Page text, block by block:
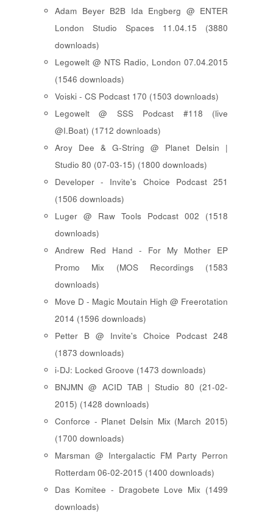
Adam Beyer B2B Ida Engberg @ ENTER
London Studio Spaces 11.04.15 (3880
downloads)
Legowelt @ NTS Radio, London 07.04.2015
(1546 downloads)
Voiski - CS Podcast 170 (1503 downloads)
Legowelt @ SSS Podcast #118 (live
@I.Boat) (1712 downloads)
Aroy Dee & G-String @ Planet Delsin |
Studio 80 (07-03-15) (1800 downloads)
Developer - Invite's Choice Podcast 251
(1506 downloads)
Luger @ Raw Tools Podcast 002 (1518
downloads)
Andrew Red Hand - For My Mother EP
Promo Mix (MOS Recordings (1583
downloads)
Move D - Magic Moutain High @ Freerotation
2014 (1596 downloads)
Petter B @ Invite's Choice Podcast 248
(1873 downloads)
i-DJ: Locked Groove (1473 downloads)
BNJMN @ ACID TAB | Studio 80 (21-02-
2015) (1428 downloads)
Conforce - Planet Delsin Mix (March 2015)
(1700 downloads)
Marsman @ Intergalactic FM Party Perron
Rotterdam 06-02-2015 (1400 downloads)
Das Komitee - Dragobete Love Mix (1499
downloads)